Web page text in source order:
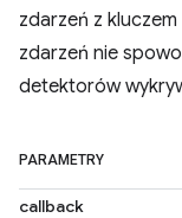
zdarzeń z kluczem
zdarzeń nie
detektorów
PARAMETRY
callback